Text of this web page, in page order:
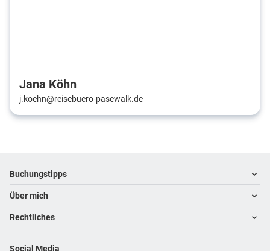
Jana Köhn
j.koehn@reisebuero-pasewalk.de
Footer navigation
Buchungstipps
Warum im Reisebüro buchen
Hoteltipps
Reisewelten
Über mich
Kontakt
Rechtliches
Social Media